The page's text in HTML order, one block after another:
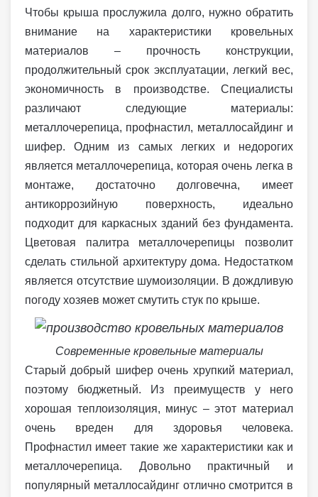
Чтобы крыша прослужила долго, нужно обратить
внимание на характеристики кровельных
материалов – прочность конструкции,
продолжительный срок эксплуатации, легкий вес,
экономичность в производстве. Специалисты
различают следующие материалы:
металлочерепица, профнастил, металлосайдинг и
шифер. Одним из самых легких и недорогих
является металлочерепица, которая очень легка в
монтаже, достаточно долговечна, имеет
антикоррозийную поверхность, идеально
подходит для каркасных зданий без фундамента.
Цветовая палитра металлочерепицы позволит
сделать стильной архитектуру дома. Недостатком
является отсутствие шумоизоляции. В дождливую
погоду хозяев может смутить стук по крыше.
Современные кровельные материалы
Старый добрый шифер очень хрупкий материал,
поэтому бюджетный. Из преимуществ у него
хорошая теплоизоляция, минус – этот материал
очень вреден для здоровья человека.
Профнастил имеет такие же характеристики как и
металлочерепица. Довольно практичный и
популярный металлосайдинг отлично смотрится в